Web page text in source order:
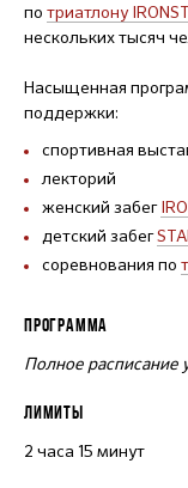
по триатлону
нескольких тысяч
Насыщенная
поддержки:
спортивная
лекторий
женский забег
детский забег
соревнования по
ПРОГРАММА
Полное расписание
ЛИМИТЫ
2 часа 15 минут